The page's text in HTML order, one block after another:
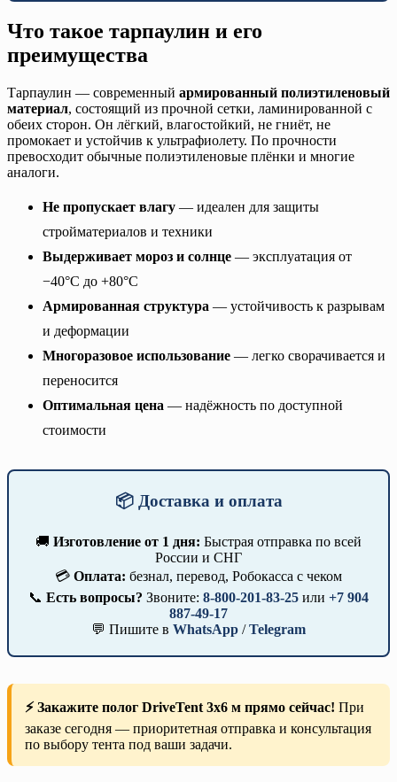
Что такое тарпаулин и его
преимущества
Тарпаулин — современный армированный полиэтиленовый
материал, состоящий из прочной сетки, ламинированной с
обеих сторон. Он лёгкий, влагостойкий, не гниёт, не
промокает и устойчив к ультрафиолету. По прочности
превосходит обычные полиэтиленовые плёнки и многие
аналоги.
Не пропускает влагу — идеален для защиты
стройматериалов и техники
Выдерживает мороз и солнце — эксплуатация от
−40°C до +80°C
Армированная структура — устойчивость к разрывам
и деформации
Многоразовое использование — легко сворачивается и
переносится
Оптимальная цена — надёжность по доступной
стоимости
📦 Доставка и оплата
🚚 Изготовление от 1 дня: Быстрая отправка по всей
России и СНГ
💳 Оплата: безнал, перевод, Робокасса с чеком
📞 Есть вопросы? Звоните: 8-800-201-83-25 или +7 904
887-49-17
💬 Пишите в WhatsApp /Telegram
⚡ Закажите полог DriveTent 3х6 м прямо сейчас! При
заказе сегодня — приоритетная отправка и консультация
по выбору тента под ваши задачи.